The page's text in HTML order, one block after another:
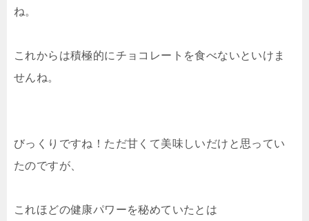
ね。
これからは積極的にチョコレートを食べないといけま
せんね。
びっくりですね！ただ甘くて美味しいだけと思ってい
たのですが、
これほどの健康パワーを秘めていたとは